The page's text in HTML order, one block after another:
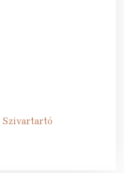
Szivartartó